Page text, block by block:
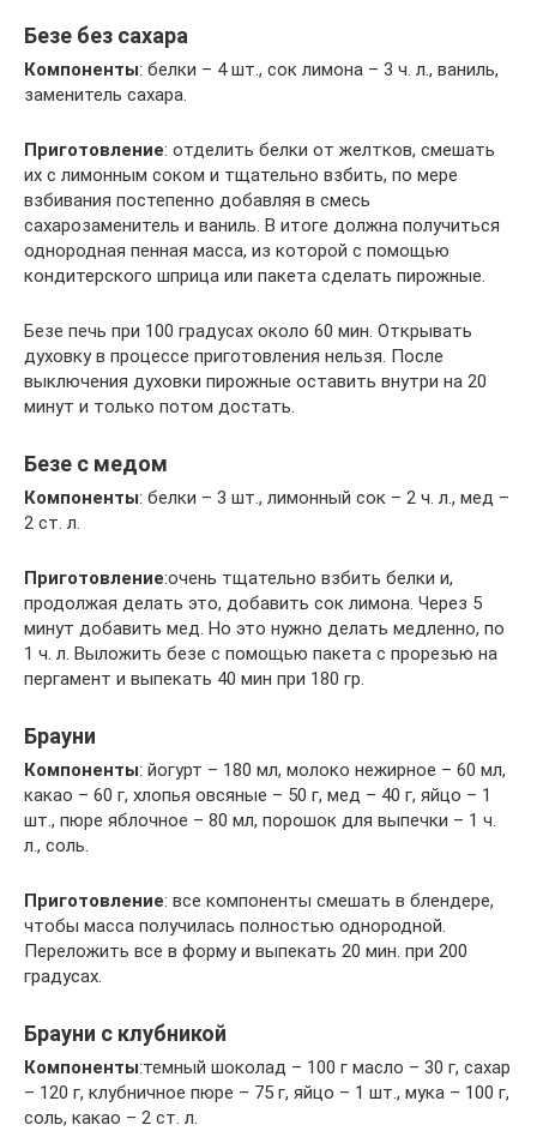
Безе без сахара
Компоненты: белки – 4 шт., сок лимона – 3 ч. л., ваниль,
заменитель сахара.
Приготовление: отделить белки от желтков, смешать
их с лимонным соком и тщательно взбить, по мере
взбивания постепенно добавляя в смесь
сахарозаменитель и ваниль. В итоге должна получиться
однородная пенная масса, из которой с помощью
кондитерского шприца или пакета сделать пирожные.
Безе печь при 100 градусах около 60 мин. Открывать
духовку в процессе приготовления нельзя. После
выключения духовки пирожные оставить внутри на 20
минут и только потом достать.
Безе с медом
Компоненты: белки – 3 шт., лимонный сок – 2 ч. л., мед –
2 ст. л.
Приготовление:очень тщательно взбить белки и,
продолжая делать это, добавить сок лимона. Через 5
минут добавить мед. Но это нужно делать медленно, по
1 ч. л. Выложить безе с помощью пакета с прорезью на
пергамент и выпекать 40 мин при 180 гр.
Брауни
Компоненты: йогурт – 180 мл, молоко нежирное – 60 мл,
какао – 60 г, хлопья овсяные – 50 г, мед – 40 г, яйцо – 1
шт., пюре яблочное – 80 мл, порошок для выпечки – 1 ч.
л., соль.
Приготовление: все компоненты смешать в блендере,
чтобы масса получилась полностью однородной.
Переложить все в форму и выпекать 20 мин. при 200
градусах.
Брауни с клубникой
Компоненты:темный шоколад – 100 г масло – 30 г, сахар
– 120 г, клубничное пюре – 75 г, яйцо – 1 шт., мука – 100 г,
соль, какао – 2 ст. л.